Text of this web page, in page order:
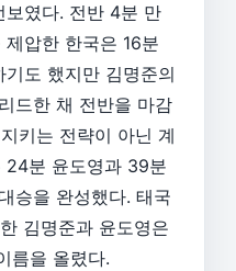
보였다. 전반 4분 만
압한 한국은 16분
도 했지만 김명준의
드한 채 전반을 마감
키는 전략이 아닌 계
24분 윤도영과 39분
승을 완성했다. 태국
김명준과 윤도영은
름을 올렸다.